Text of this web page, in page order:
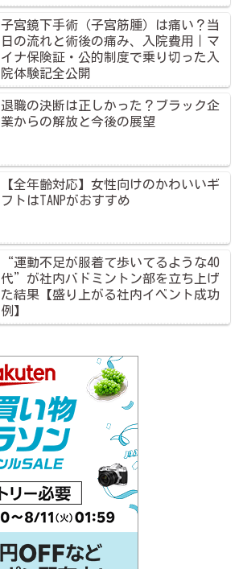
子宮鏡下手術（子宮筋腫）は痛い？当
日の流れと術後の痛み、入院費用｜マ
イナ保険証・公的制度で乗り切った入
院体験記全公開
退職の決断は正しかった？ブラック企
業からの解放と今後の展望
【全年齢対応】女性向けのかわいいギ
フトはTANPがおすすめ
“運動不足が服着て歩いてるような40
代”が社内バドミントン部を立ち上げ
た結果【盛り上がる社内イベント成功
例】